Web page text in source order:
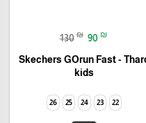
130 ₪ 90 ₪
Skechers GOrun Fast -
kids
22
23
24
25
26